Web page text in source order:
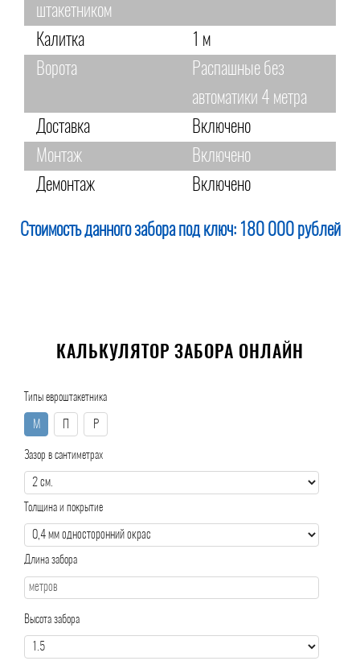
штакетником
Калитка
1 м
Ворота
Распашные без
автоматики 4 метра
Доставка
Включено
Монтаж
Включено
Демонтаж
Включено
Стоимость данного забора под ключ: 180 000 рублей
КАЛЬКУЛЯТОР ЗАБОРА ОНЛАЙН
Типы евроштакетника
М Р
Зазор в сантиметрах
Толщина и покрытие
Длина забора
Высота забора